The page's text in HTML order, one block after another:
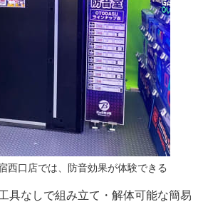
西口店では、防音効果が体験できる
具なしで組み立て・解体可能な簡易